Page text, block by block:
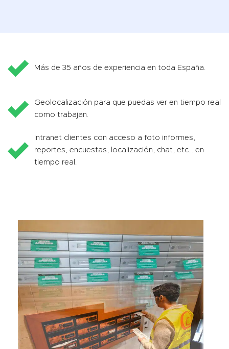
Más de 35 años de experiencia en toda España.
Geolocalización para que puedas ver en tiempo real
como trabajan.
Intranet clientes con acceso a foto informes,
reportes, encuestas, localización, chat, etc… en
tiempo real.